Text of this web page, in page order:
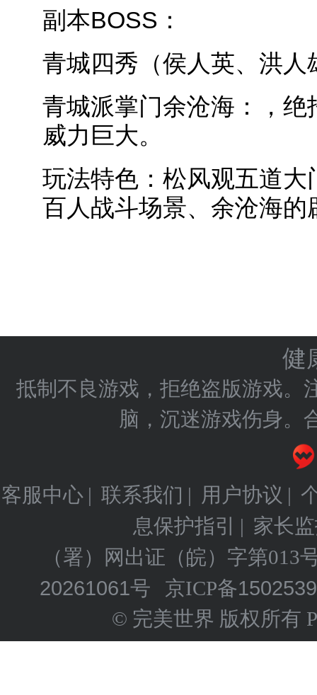
副本BOSS：
青城四秀（侯人英、洪
青城派掌门余沧海：，
威力巨大。
玩法特色：松风观五道
百人战斗场景、余沧海的
健
抵制不良游戏，拒绝盗版游戏。
脑，沉迷游戏伤身。
客服中心 | 联系我们 | 用户协议 |
息保护指引 | 家长
（署）网出证（皖）字第013
20261061号 京ICP备
© 完美世界 版权所有